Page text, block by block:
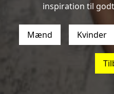
inspiration til
Mænd Kvinder